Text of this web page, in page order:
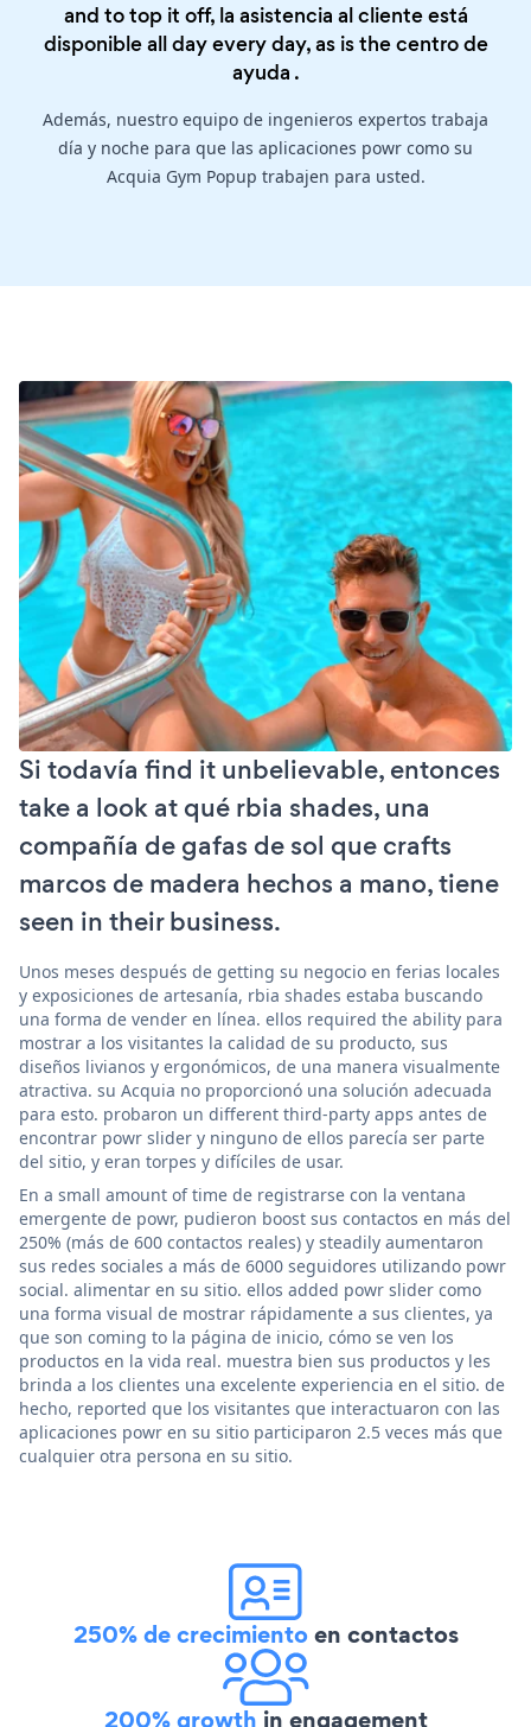
and to top it off, la asistencia al cliente está
disponible all day every day, as is thecentro de
ayuda .
Además, nuestro equipo de ingenieros expertos trabaja
día y noche para que las aplicaciones powr como su
Acquia Gym Popup trabajen para usted.
Si todavía find it unbelievable, entonces
take a look at qué rbia shades, una
compañía de gafas de sol que crafts
marcos de madera hechos a mano, tiene
seen in their business.
Unos meses después de getting su negocio en ferias locales
y exposiciones de artesanía, rbia shades estaba buscando
una forma de vender en línea. ellos required the ability para
mostrar a los visitantes la calidad de su producto, sus
diseños livianos y ergonómicos, de una manera visualmente
atractiva. su Acquia no proporcionó una solución adecuada
para esto. probaron un different third-party apps antes de
encontrar powr slider y ninguno de ellos parecía ser parte
del sitio, y eran torpes y difíciles de usar.
En a small amount of time de registrarse con la ventana
emergente de powr, pudieron boost sus contactos en más del
250% (más de 600 contactos reales) y steadily aumentaron
sus redes sociales a más de 6000 seguidores utilizando powr
social. alimentar en su sitio. ellos added powr slider como
una forma visual de mostrar rápidamente a sus clientes, ya
que son coming to la página de inicio, cómo se ven los
productos en la vida real. muestra bien sus productos y les
brinda a los clientes una excelente experiencia en el sitio. de
hecho, reported que los visitantes que interactuaron con las
aplicaciones powr en su sitio participaron 2.5 veces más que
cualquier otra persona en su sitio.
250% de crecimientoen contactos
200% growth in engagement